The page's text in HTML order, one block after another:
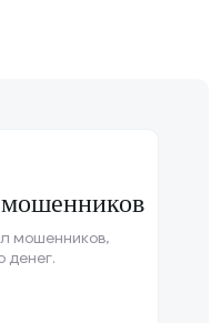
мошенников,
денег.